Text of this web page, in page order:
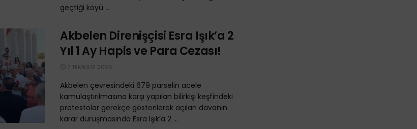
geçtiği köyü ...
Akbelen Direnişçisi Esra Işık’a 2
Yıl 1 Ay Hapis ve Para Cezası!
7 TEMMUZ 2026
Akbelen çevresindeki 679 parselin acele
kamulaştırılmasına karşı yapılan bilirkişi keşfindeki
protestolar gerekçe gösterilerek açılan davanın
karar duruşmasında Esra Işık’a 2 ...